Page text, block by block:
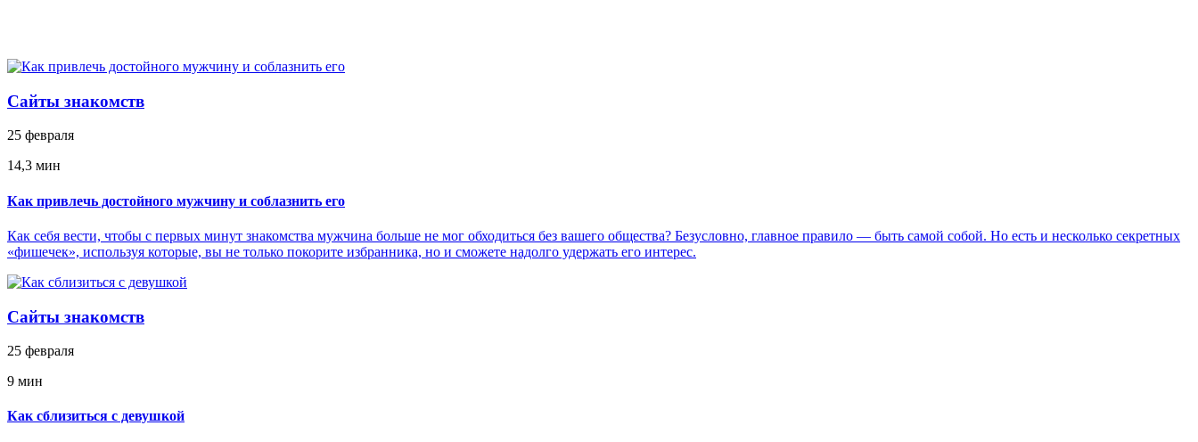
Сайты знакомств
25 февраля
14,3 мин
Как привлечь достойного мужчину и соблазнить его
Как себя вести, чтобы с первых минут знакомства мужчина больше не мог обходиться без вашего общества? Безусловно, главное правило — быть самой собой. Но есть и несколько секретных
«фишечек», используя которые, вы не только покорите избранника, но и сможете надолго удержать его интерес.
Сайты знакомств
25 февраля
9 мин
Как сблизиться с девушкой